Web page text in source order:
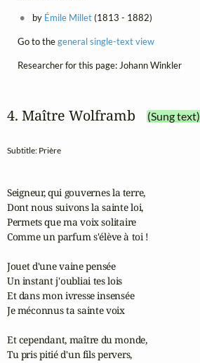
by Émile Millet(1813 - 1882)
Go to thegeneral single-text view
Researcher for this page: Johann Winkler
4. Maître Wolframb (Sung text)
Subtitle: Prière
Seigneur, qui gouvernes la terre,
Dont nous suivons la sainte loi,
Permets que ma voix solitaire
Comme un parfum s'élève à toi !
Jouet d'une vaine pensée
Un instant j'oubliai tes lois
Et dans mon ivresse insensée
Je méconnus ta sainte voix
Et cependant, maître du monde,
Tu pris pitié d'un fils pervers,